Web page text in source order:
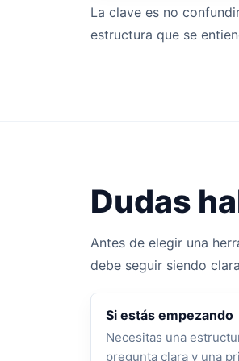
La clave es no
estructura que se
Dudas
Antes de elegir una
debe seguir siendo
Si estás empezando
Necesitas una
pregunta clara y una